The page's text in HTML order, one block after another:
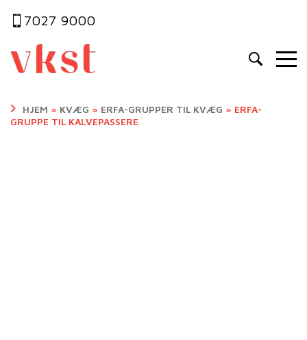
7027 9000
HJEM » KVÆG » ERFA-GRUPPER TIL KVÆG » ERFA-
GRUPPE TIL KALVEPASSERE